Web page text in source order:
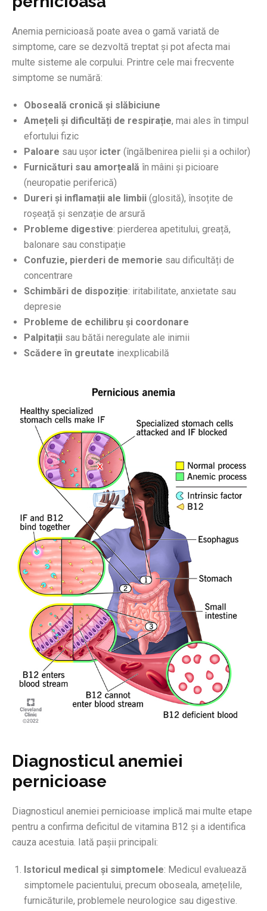
Anemia pernicioasă poate avea o gamă variată de
simptome, care se dezvoltă treptat și pot afecta mai
multe sisteme ale corpului. Printre cele mai frecvente
simptome se numără:
Oboseală cronică și slăbiciune
Amețeli și dificultăți de respirație, mai ales în timpul
efortului fizic
Paloare sau ușor icter (îngălbenirea pielii și a ochilor)
Furnicături sau amorțeală în mâini și picioare
(neuropatie periferică)
Dureri și inflamații ale limbii (glosită), însoțite de
roșeață și senzație de arsură
Probleme digestive: pierderea apetitului, greață,
balonare sau constipație
Confuzie, pierderi de memorie sau dificultăți de
concentrare
Schimbări de dispoziție: iritabilitate, anxietate sau
depresie
Probleme de echilibru și coordonare
Palpitații sau bătăi neregulate ale inimii
Scădere în greutate inexplicabilă
Diagnosticul anemiei
pernicioase
Diagnosticul anemiei pernicioase implică mai multe etape
pentru a confirma deficitul de vitamina B12 și a identifica
cauza acestuia. Iată pașii principali:
Istoricul medical și simptomele: Medicul evaluează
simptomele pacientului, precum oboseala, amețelile,
furnicăturile, problemele neurologice sau digestive.